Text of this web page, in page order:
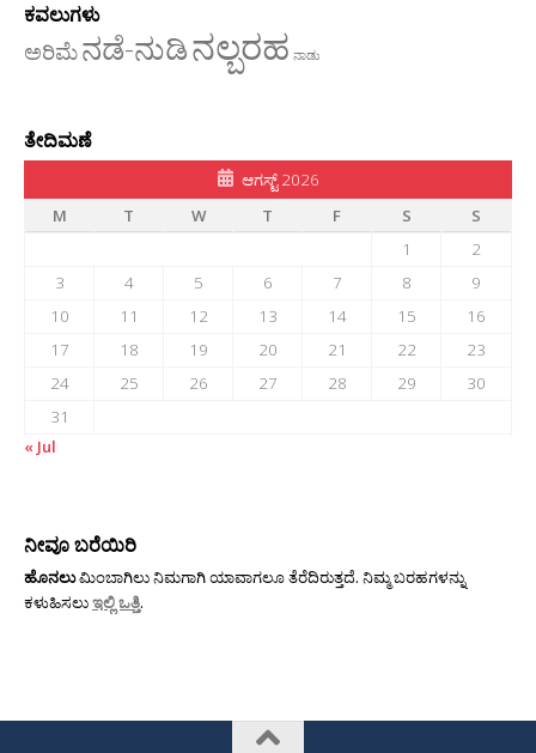
ಕವಲುಗಳು
ಅರಿಮೆನಡೆ-ನುಡಿನಲ್ಬರಹ ನಾಡು
ತೇದಿಮಣೆ
ಆಗಸ್ಟ್ 2026
M
T W T F S
S
1
2
3
4 5 6 7 8
9
10
11 12 13 14 15
16
17
18 19 20 21 22
23
24
25 26 27 28 29
30
31
« Jul
ನೀವೂ ಬರೆಯಿರಿ
ಹೊನಲುಮಿಂಬಾಗಿಲು ನಿಮಗಾಗಿ ಯಾವಾಗಲೂ ತೆರೆದಿರುತ್ತದೆ. ನಿಮ್ಮ ಬರಹಗಳನ್ನು
ಕಳುಹಿಸಲುಇಲ್ಲಿ ಒತ್ತಿ.